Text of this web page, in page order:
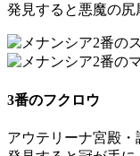
発見すると悪魔の尻
3番のフクロウ
アウテリーナ宮殿・